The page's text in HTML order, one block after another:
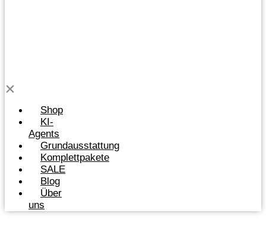
Shop
KI-
Agents
Grundausstattung
Komplettpakete
SALE
Blog
Über
uns